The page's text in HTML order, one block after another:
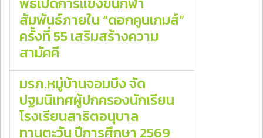
สัมพันธ์ภายใน “ดอกคูนเกมส์”
ครั้งที่ 55 เสริมสร้างความ
สามัคคี
มรภ.หมู่บ้านจอมบึง จัด
ปฐมนิเทศผู้ปกครองนักเรียน
โรงเรียนสาธิตอนุบาล
ทานตะวัน ปีการศึกษา 2569